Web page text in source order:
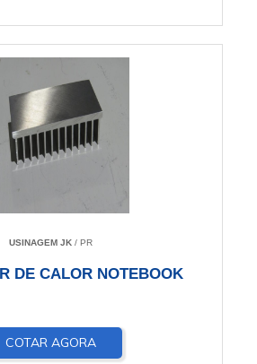
USINAGEM JK/ PR
DE CALOR NOTEBOOK
COTAR AGORA